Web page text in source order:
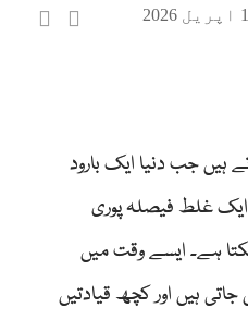
جب دنیا ایک بارود
غلط فیصلہ پوری
ہے۔ ایسے وقت میں
ہیں اور کچھ قیادتیں